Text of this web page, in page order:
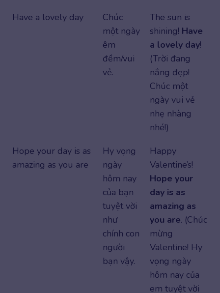
Have a lovely day
Chúc
một ngày
êm
đềm/vui
vẻ.
The sun is
shining! Have
a lovely day!
(Trời đang
nắng đẹp!
Chúc một
ngày vui vẻ
nhẹ nhàng
nhé!)
Hope your day is as
amazing as you are
Hy vọng
ngày
hôm nay
của bạn
tuyệt vời
như
chính con
người
bạn vậy.
Happy
Valentine’s!
Hope your
day is as
amazing as
you are. (Chúc
mừng
Valentine! Hy
vọng ngày
hôm nay của
em tuyệt vời